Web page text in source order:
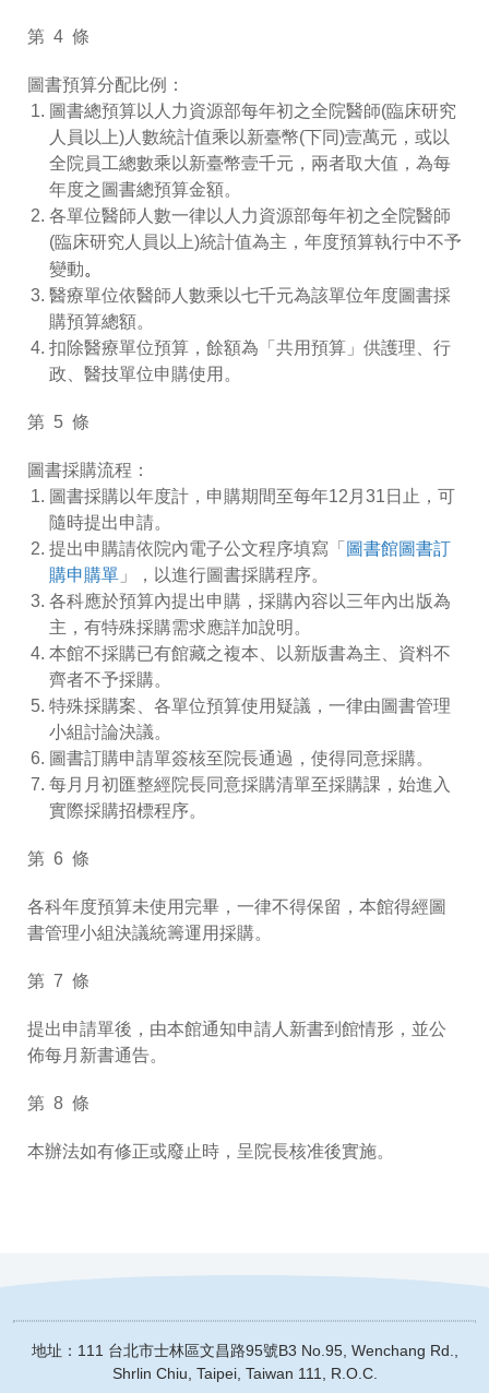
第 4 條
圖書預算分配比例：
圖書總預算以人力資源部每年初之全院醫師(臨床研究
人員以上)人數統計值乘以新臺幣(下同)壹萬元，或以
全院員工總數乘以新臺幣壹千元，兩者取大值，為每
年度之圖書總預算金額。
各單位醫師人數一律以人力資源部每年初之全院醫師
(臨床研究人員以上)統計值為主，年度預算執行中不予
變動。
醫療單位依醫師人數乘以七千元為該單位年度圖書採
購預算總額。
扣除醫療單位預算，餘額為「共用預算」供護理、行
政、醫技單位申購使用。
第 5 條
圖書採購流程：
圖書採購以年度計，申購期間至每年12月31日止，可
隨時提出申請。
提出申購請依院內電子公文程序填寫「 圖書館圖書訂
購申購單 」，以進行圖書採購程序。
各科應於預算內提出申購，採購內容以三年內出版為
主，有特殊採購需求應詳加說明。
本館不採購已有館藏之複本、以新版書為主、資料不
齊者不予採購。
特殊採購案、各單位預算使用疑議，一律由圖書管理
小組討論決議。
圖書訂購申請單簽核至院長通過，使得同意採購。
每月月初匯整經院長同意採購清單至採購課，始進入
實際採購招標程序。
第 6 條
各科年度預算未使用完畢，一律不得保留，本館得經圖
書管理小組決議統籌運用採購。
第 7 條
提出申請單後，由本館通知申請人新書到館情形，並公
佈每月新書通告。
第 8 條
本辦法如有修正或廢止時，呈院長核准後實施。
地址：111 台北市士林區文昌路95號B3 No.95, Wenchang Rd.,
Shrlin Chiu, Taipei, Taiwan 111, R.O.C.